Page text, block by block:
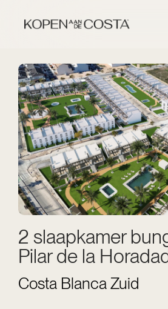
2 slaapkamer
Pilar de la
Costa Blanca Zuid